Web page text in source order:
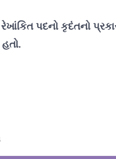
પદનો કૃદંતનો
હતો.